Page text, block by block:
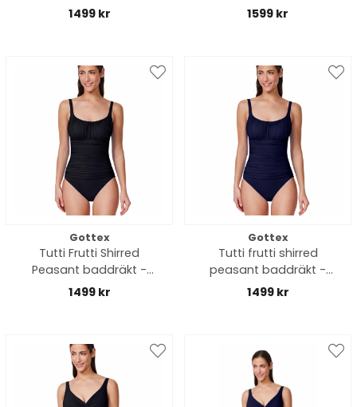
1499 kr
1599 kr
Gottex
Tutti Frutti Shirred
Peasant baddräkt -
black
1499 kr
Gottex
Tutti frutti shirred
peasant baddräkt -
navy
1499 kr